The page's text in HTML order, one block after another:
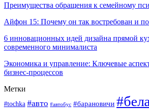
Преимущества обращения к семейному
Айфон 15: Почему он так востребован и
6 инновационных идей дизайна прямой
современного минималиста
Экономика и управление: Ключевые
бизнес-процессов
Метки
#tochka #авто #автобус #барановичи